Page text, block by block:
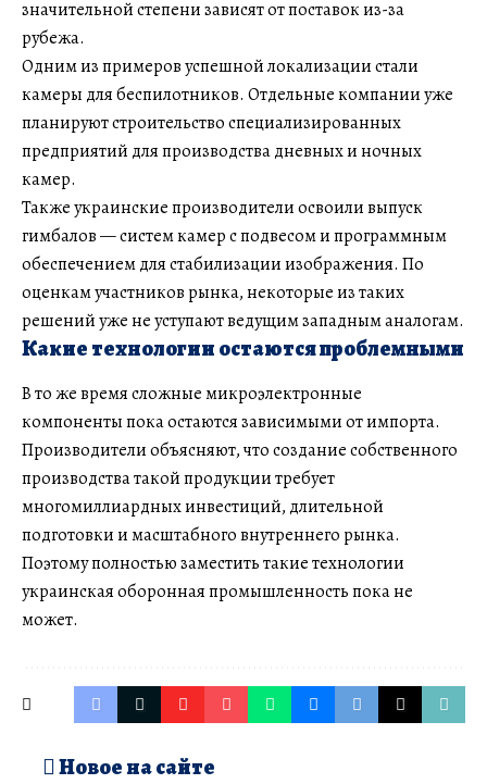
значительной степени зависят от поставок из-за
рубежа.
Одним из примеров успешной локализации стали
камеры для беспилотников. Отдельные компании уже
планируют строительство специализированных
предприятий для производства дневных и ночных
камер.
Также украинские производители освоили выпуск
гимбалов — систем камер с подвесом и программным
обеспечением для стабилизации изображения. По
оценкам участников рынка, некоторые из таких
решений уже не уступают ведущим западным аналогам.
Какие технологии остаются проблемными
В то же время сложные микроэлектронные
компоненты пока остаются зависимыми от импорта.
Производители объясняют, что создание собственного
производства такой продукции требует
многомиллиардных инвестиций, длительной
подготовки и масштабного внутреннего рынка.
Поэтому полностью заместить такие технологии
украинская оборонная промышленность пока не
может.
Новое на сайте